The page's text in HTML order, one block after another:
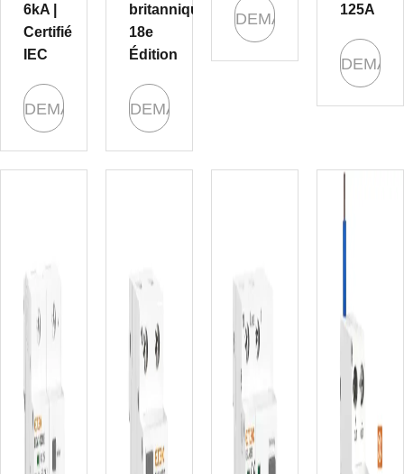
6kA |
Certifié
IEC
DEMANDE
britannique
18e
Édition
DEMANDE
DEMANDE
125A